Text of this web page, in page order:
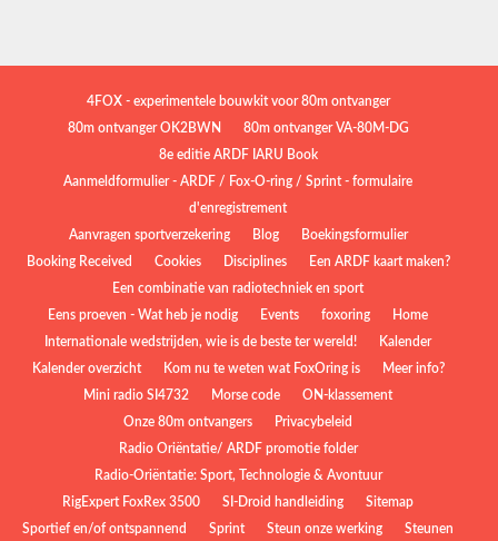
4FOX - experimentele bouwkit voor 80m ontvanger
80m ontvanger OK2BWN
80m ontvanger VA-80M-DG
8e editie ARDF IARU Book
Aanmeldformulier - ARDF / Fox-O-ring / Sprint - formulaire
d'enregistrement
Aanvragen sportverzekering
Blog
Boekingsformulier
Booking Received
Cookies Disciplines
Een ARDF kaart maken?
Een combinatie van radiotechniek en sport
Eens proeven - Wat heb je nodig
Events foxoring
Home
Internationale wedstrijden, wie is de beste ter wereld!
Kalender
Kalender overzicht
Kom nu te weten wat FoxOring is
Meer info?
Mini radio SI4732
Morse code
ON-klassement
Onze 80m ontvangers
Privacybeleid
Radio Oriëntatie/ ARDF promotie folder
Radio‑Oriëntatie: Sport, Technologie & Avontuur
RigExpert FoxRex 3500
SI-Droid handleiding
Sitemap
Sportief en/of ontspannend
Sprint Steun onze werking Steunen